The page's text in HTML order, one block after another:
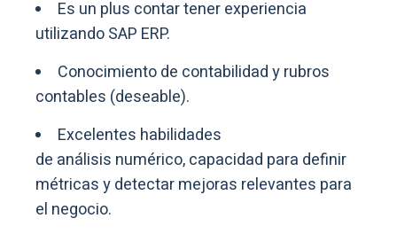
Es un plus contar tener experiencia
utilizando SAP ERP.
Conocimiento de contabilidad y rubros
contables (deseable).
Excelentes habilidades
de análisis numérico, capacidad para definir
métricas y detectar mejoras relevantes para
el negocio.